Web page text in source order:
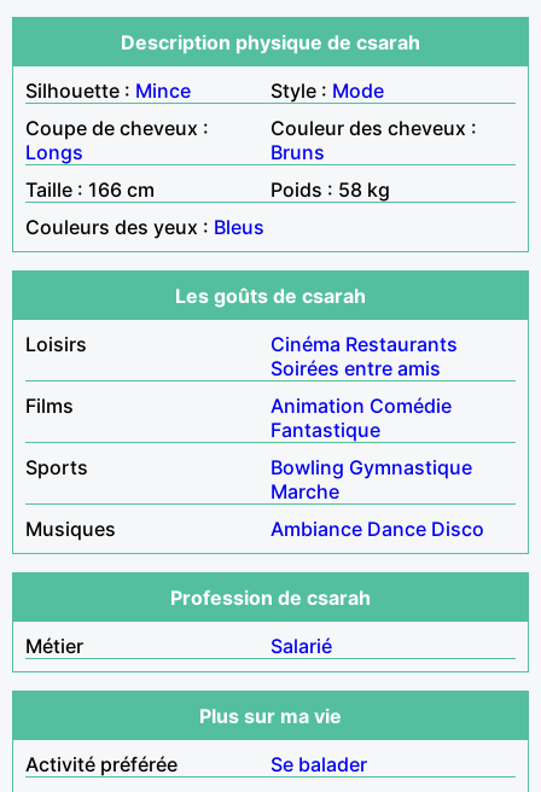
Description physique de csarah
Silhouette : Mince Style : Mode
Coupe de cheveux :
Longs
Couleur des cheveux :
Bruns
Taille : 166 cm
Poids : 58 kg
Couleurs des yeux : Bleus
Les goûts de csarah
Loisirs
Cinéma Restaurants
Soirées entre amis
Films
Animation Comédie
Fantastique
Sports
Bowling Gymnastique
Marche
Musiques
Ambiance Dance Disco
Profession de csarah
Métier
Salarié
Plus sur ma vie
Activité préférée
Se balader